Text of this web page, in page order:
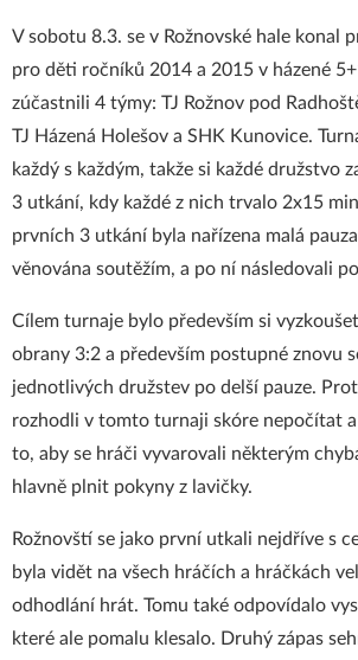
V sobotu 8.3. se v Rožnovské hale konal
pro děti ročníků 2014 a 2015 v házené
zúčastnili 4 týmy: TJ Rožnov pod
TJ Házená Holešov a SHK Kunovice.
každý s každým, takže si každé družstvo
3 utkání, kdy každé z nich trvalo 2x15
prvních 3 utkání byla nařízena malá
věnována soutěžím, a po ní následovali
Cílem turnaje bylo především si
obrany 3:2 a především postupné znovu
jednotlivých družstev po delší pauze.
rozhodli v tomto turnaji skóre nepočítat a
to, aby se hráči vyvarovali některým
hlavně plnit pokyny z lavičky.
Rožnovští se jako první utkali nejdříve s
byla vidět na všech hráčích a hráčkách
odhodlání hrát. Tomu také odpovídalo
které ale pomalu klesalo. Druhý zápas